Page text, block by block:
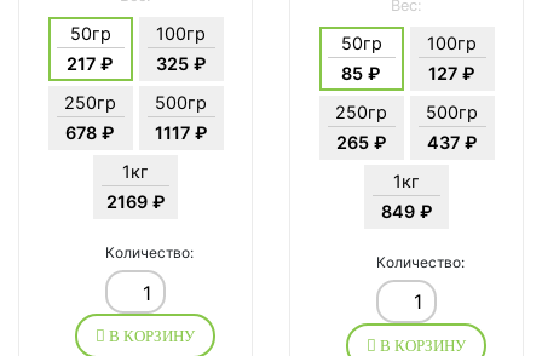
50гр
217 ₽
100гр
325 ₽
250гр
678 ₽
500гр
1117 ₽
1кг
2169 ₽
Количество:
В КОРЗИНУ
Вес:
50гр
85 ₽
100гр
127 ₽
250гр
265 ₽
500гр
437 ₽
1кг
849 ₽
Количество:
В КОРЗИНУ